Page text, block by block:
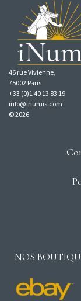
46 rue Vivienne,
75002 Paris
+33 (0)1 40 13 83 19
info@inumis.com
© 2026
NOS